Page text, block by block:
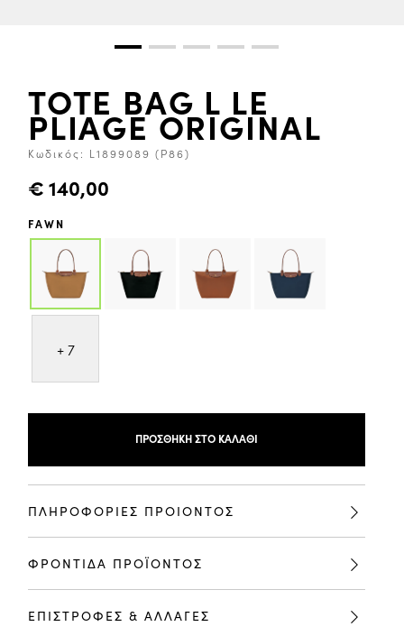
TOTE BAG L LE
PLIAGE ORIGINAL
Κωδικός: L1899089 (P86)
€ 140,00
FAWN
+ 7
ΠΡΟΣΘΉΚΗ ΣΤΟ ΚΑΛΆΘΙ
ΠΛΗΡΟΦΟΡΙΕΣ ΠΡΟΙΟΝΤΟΣ
ΦΡΟΝΤΙΔΑ ΠΡΟΪΟΝΤΟΣ
ΕΠΙΣΤΡΟΦΕΣ & ΑΛΛΑΓΕΣ